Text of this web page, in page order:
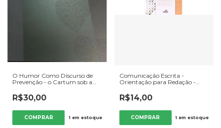
O Humor Como Discurso de
Prevenção - o Cartum sob a
Maria da Penha Pereira Lins e
Lorena Santana Gonçalves
R$30,00
1em estoque
Comunicação Escrita -
Orientação para Redação -
[usado]
R$14,00
1 em estoque